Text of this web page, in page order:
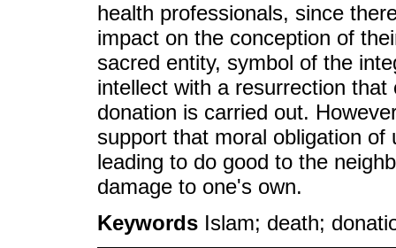
health professionals, since
impact on the conception of
sacred entity, symbol of the
intellect with a resurrection
donation is carried out.
support that moral obligation
leading to do good to the
damage to one's own.
Keywords Islam; death;